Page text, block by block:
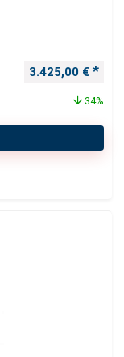
Ursprünglicher
3.425,00 €
34%